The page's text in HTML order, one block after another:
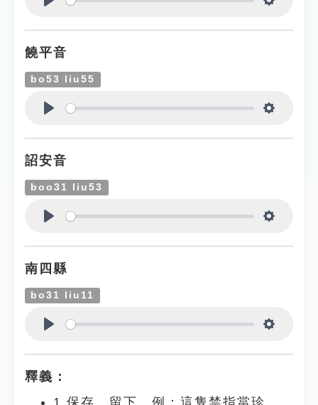
饒平音
bo53 liu55
詔安音
boo31 liu53
南四縣
bo31 liu11
釋義：
1.保存、留下。例：這隻禁指當珍